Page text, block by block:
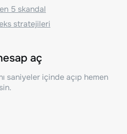
5 skandal
stratejileri
aç
saniyeler içinde açıp hemen